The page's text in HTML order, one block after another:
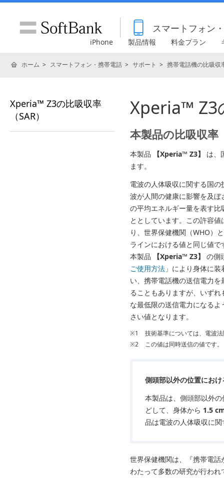
スマートフォン
iPhone 製品情報 料金プラン
ホーム スマートフォン・携帯電話 サポート 携帯電話機の比吸収
Xperia™ Z3
本製品の比吸収率
本製品 【Xperia™ Z3】
は、
ます。
電波の人体吸収に関する国の
波が人間の健康に影響を及
の平均エネルギー量を表す
ととしています。この許容
り、世界保健機関（WHO）
ラインにおける値と同じ値で
本製品
【Xperia™ Z3】
の側
ご使用方法 」により身体に
い、携帯電話機の送信電力
ることもありますが、いず
な最低限の送信電力になる
さい値となります。
※1
技術基準については、電波
※2
この値は同時送信の値です。
側頭部以外の位置にお
本製品は、側頭部以外
どして、身体から 1.5
品は電波の人体吸収に
世界保健機関は、『携帯電
わたって多数の研究が行わ
Xperia™ Z3の比吸収率
（SAR）